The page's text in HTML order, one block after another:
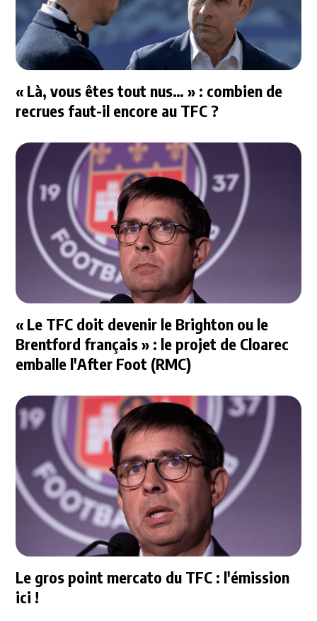
« Là, vous êtes tout nus… » : combien de
recrues faut-il encore au TFC ?
« Le TFC doit devenir le Brighton ou le
Brentford français » : le projet de Cloarec
emballe l'After Foot (RMC)
Le gros point mercato du TFC : l'émission
ici !